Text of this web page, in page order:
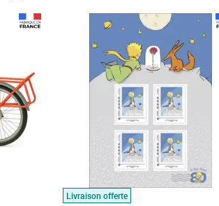
Livraison offerte
Prix 7,50€